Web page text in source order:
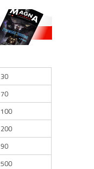
30
70
100
200
90
500